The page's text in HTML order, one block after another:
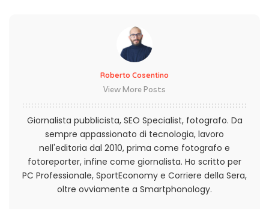
Roberto Cosentino
View More Posts
Giornalista pubblicista, SEO Specialist, fotografo. Da
sempre appassionato di tecnologia, lavoro
nell'editoria dal 2010, prima come fotografo e
fotoreporter, infine come giornalista. Ho scritto per
PC Professionale, SportEconomy e Corriere della Sera,
oltre ovviamente a Smartphonology.